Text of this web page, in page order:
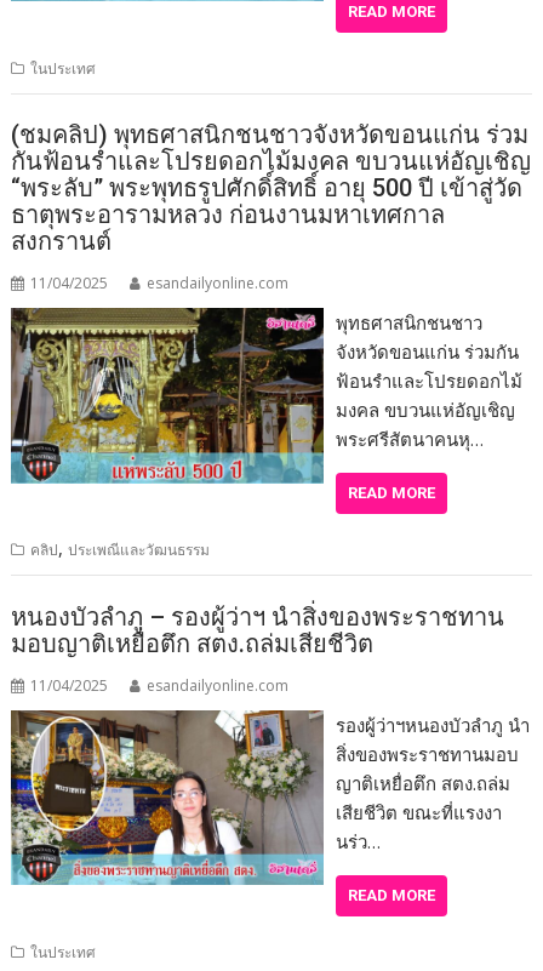
READ MORE
ในประเทศ
(ชมคลิป) พุทธศาสนิกชนชาวจังหวัดขอนแก่น ร่วม
กันฟ้อนรำและโปรยดอกไม้มงคล ขบวนแห่อัญเชิญ
“พระลับ” พระพุทธรูปศักดิ์สิทธิ์ อายุ 500 ปี เข้าสู่วัด
ธาตุพระอารามหลวง ก่อนงานมหาเทศกาล
สงกรานต์
11/04/2025 esandailyonline.com
พุทธศาสนิกชนชาว
จังหวัดขอนแก่น ร่วมกัน
ฟ้อนรำและโปรยดอกไม้
มงคล ขบวนแห่อัญเชิญ
พระศรีสัตนาคนหุ…
READ MORE
คลิป,ประเพณีและวัฒนธรรม
หนองบัวลำภู – รองผู้ว่าฯ นำสิ่งของพระราชทาน
มอบญาติเหยื่อตึก สตง.ถล่มเสียชีวิต
11/04/2025 esandailyonline.com
รองผู้ว่าฯหนองบัวลำภู นำ
สิ่งของพระราชทานมอบ
ญาติเหยื่อตึก สตง.ถล่ม
เสียชีวิต ขณะที่แรงงา
นร่ว…
READ MORE
ในประเทศ